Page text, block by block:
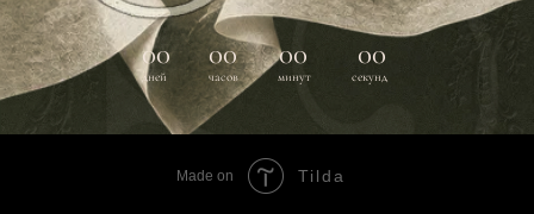
Made on Tilda